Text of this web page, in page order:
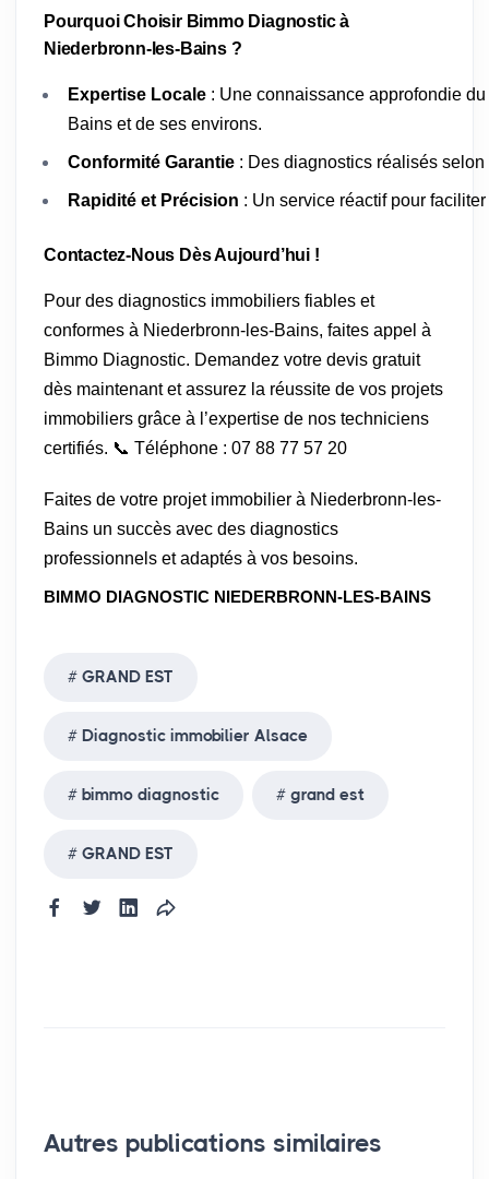
Pourquoi Choisir Bimmo Diagnostic à
Niederbronn-les-Bains ?
Expertise Locale : Une connaissance approfondie
Bains et de ses environs.
Conformité Garantie : Des diagnostics réalisés
Rapidité et Précision : Un service réactif pour
Contactez-Nous Dès Aujourd’hui !
Pour des diagnostics immobiliers fiables et
conformes à Niederbronn-les-Bains, faites appel à
Bimmo Diagnostic. Demandez votre devis gratuit
dès maintenant et assurez la réussite de vos projets
immobiliers grâce à l’expertise de nos techniciens
certifiés. 📞 Téléphone : 07 88 77 57 20
Faites de votre projet immobilier à Niederbronn-les-
Bains un succès avec des diagnostics
professionnels et adaptés à vos besoins.
BIMMO DIAGNOSTIC NIEDERBRONN-LES-BAINS
GRAND EST
Diagnostic immobilier Alsace
bimmo diagnostic grand est
GRAND EST
Autres publications similaires